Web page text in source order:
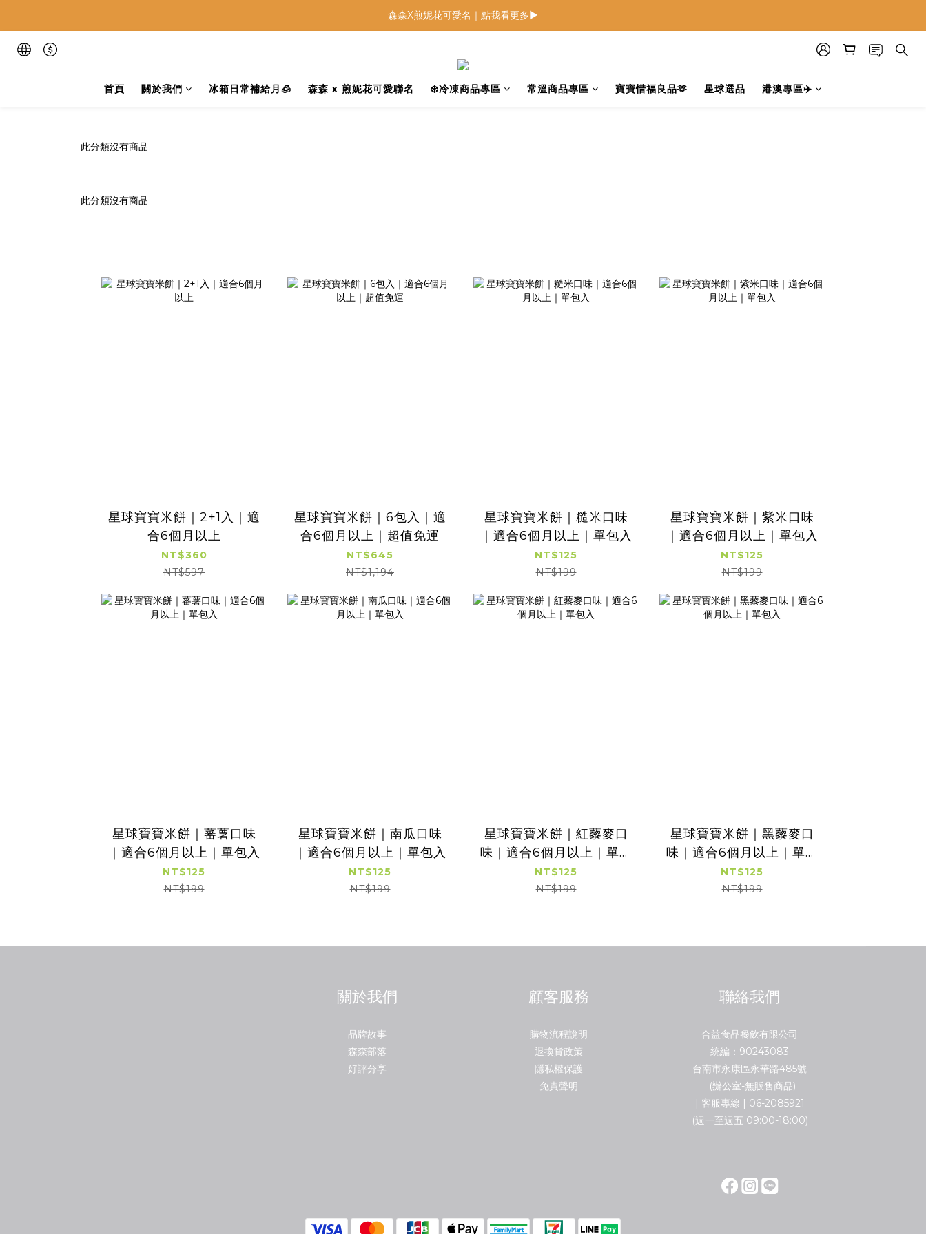
低鈉燉飯燉麵回歸 趕緊補貨！
森森X煎妮花可愛名｜點我看更多▶
首頁 關於我們 冰箱日常補給月🧊 森森 x 煎妮花可愛聯名 ❄️冷凍商品專區 常溫商品專區 寶寶惜福良品🫶 星球選品 港澳專區✈️
此分類沒有商品
此分類沒有商品
星球寶寶米餅｜2+1入｜適
合6個月以上
NT$360
NT$597
星球寶寶米餅｜6包入｜適
合6個月以上｜超值免運
NT$645
NT$1,194
星球寶寶米餅｜糙米口味
｜適合6個月以上｜單包入
NT$125
NT$199
星球寶寶米餅｜紫米口味
｜適合6個月以上｜單包入
NT$125
NT$199
星球寶寶米餅｜蕃薯口味
｜適合6個月以上｜單包入
NT$125
NT$199
星球寶寶米餅｜南瓜口味
｜適合6個月以上｜單包入
NT$125
NT$199
星球寶寶米餅｜紅藜麥口
味｜適合6個月以上｜單包
入
NT$125
NT$199
星球寶寶米餅｜黑藜麥口
味｜適合6個月以上｜單包
入
NT$125
NT$199
關於我們
品牌故事
森森部落
好評分享
顧客服務
購物流程說明
退換貨政策
隱私權保護
免責聲明
聯絡我們
合益食品餐飲有限公司
統編：90243083
台南市永康區永華路485號
(辦公室-無販售商品)
| 客服專線 | 06-2085921
(週一至週五 09:00-18:00)